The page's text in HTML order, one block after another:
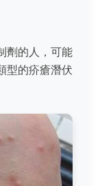
劑的人，可能
型的疥瘡潛伏